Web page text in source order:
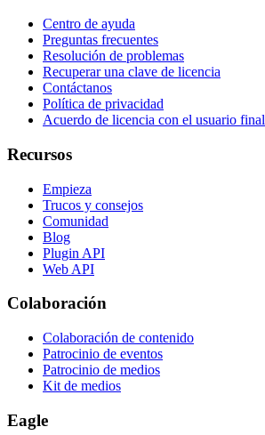
Centro de ayuda
Preguntas frecuentes
Resolución de problemas
Recuperar una clave de licencia
Contáctanos
Política de privacidad
Acuerdo de licencia con el usuario final
Recursos
Empieza
Trucos y consejos
Comunidad
Blog
Plugin API
Web API
Colaboración
Colaboración de contenido
Patrocinio de eventos
Patrocinio de medios
Kit de medios
Eagle